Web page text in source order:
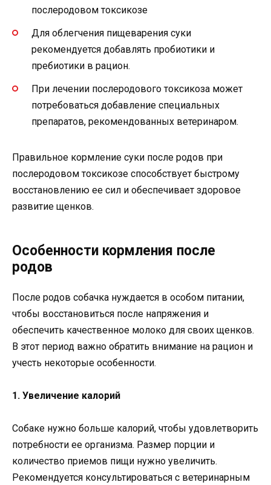
послеродовом токсикозе
Для облегчения пищеварения суки
рекомендуется добавлять пробиотики и
пребиотики в рацион.
При лечении послеродового токсикоза может
потребоваться добавление специальных
препаратов, рекомендованных ветеринаром.
Правильное кормление суки после родов при
послеродовом токсикозе способствует быстрому
восстановлению ее сил и обеспечивает здоровое
развитие щенков.
Особенности кормления после
родов
После родов собачка нуждается в особом питании,
чтобы восстановиться после напряжения и
обеспечить качественное молоко для своих щенков.
В этот период важно обратить внимание на рацион и
учесть некоторые особенности.
1. Увеличение калорий
Собаке нужно больше калорий, чтобы удовлетворить
потребности ее организма. Размер порции и
количество приемов пищи нужно увеличить.
Рекомендуется консультироваться с ветеринарным